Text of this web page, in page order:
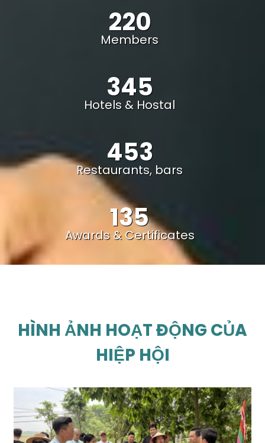
220
Members
345
Hotels & Hostal
453
Restaurants, bars
135
Awards & Certificates
HÌNH ẢNH HOẠT ĐỘNG CỦA
HIỆP HỘI